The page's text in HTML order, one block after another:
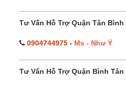
Tư Vấn Hỗ Trợ Quận Tân Bình
0904744975 - Ms - Như Ý
Tư Vấn Hỗ Trợ Quận Bình Tân